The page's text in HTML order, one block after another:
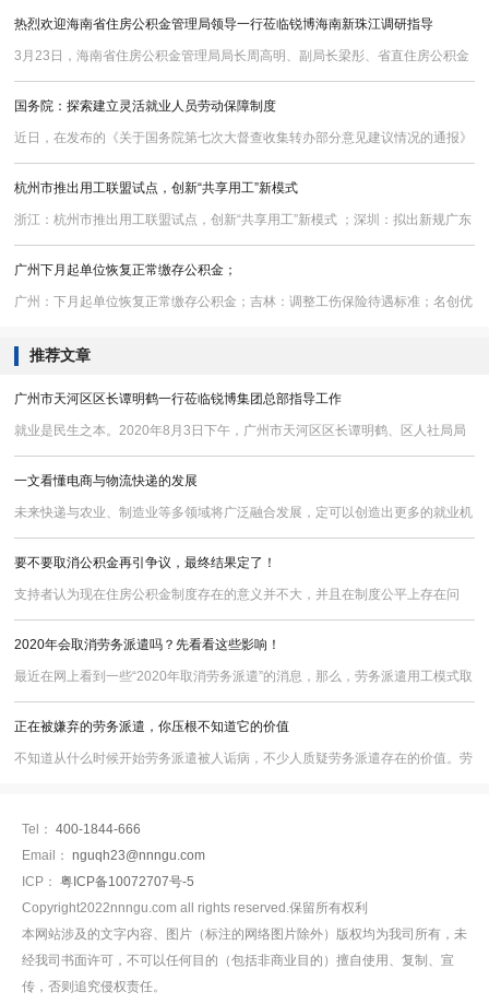
热烈欢迎海南省住房公积金管理局领导一行莅临锐博海南新珠江调研指导
3月23日，海南省住房公积金管理局局长周高明、副局长梁彤、省直住房公积金
管理局局长肖勇等领导一行莅临锐博集团海南新珠江人力资源开发管理公司（以
下简称“锐博海南新珠江”）进行调研指导，与公司相关负责人进行了深入座谈。
锐博海南新珠江负责人陈艳及锐博集团财务负责人云艳等相关人员与住房公积金
管理局领导就“住房公积金”等事宜进行了深入探讨交流。会上，住房公积金管理
局领导详细了解锐博海南新珠江的住房公积金缴存
国务院：探索建立灵活就业人员劳动保障制度
近日，在发布的《关于国务院第七次大督查收集转办部分意见建议情况的通报》
中指出，建议有关部门探索建立适应新就业形态的劳动用工和社会保障制度，切
实保障灵活就业人员合法权益；推动基层全面落实社保信息跨省共享、业务跨省
通办；建议修订《工伤保险条例》《社会保险费征缴暂行条例》，适当扩大工伤
保险覆盖范围，允许以灵活方式参加工伤保险。
杭州市推出用工联盟试点，创新“共享用工”新模式
浙江：杭州市推出用工联盟试点，创新“共享用工”新模式 ；深圳：拟出新规广东
省内或户籍地购房方可提取深圳公积金；世界经济论坛：AI将创造9700万新岗
位
广州下月起单位恢复正常缴存公积金；
广州：下月起单位恢复正常缴存公积金；吉林：调整工伤保险待遇标准；名创优
推荐文章
广州市天河区区长谭明鹤一行莅临锐博集团总部指导工作
就业是民生之本。2020年8月3日下午，广州市天河区区长谭明鹤、区人社局局
长石泽润一行莅临锐博集团总部进行就业调研、指导工作，集团董事长姚远、副
总裁叶志亮、副总经理冯元曦等接待了调研小组，并举行了座谈会。
一文看懂电商与物流快递的发展
未来快递与农业、制造业等多领域将广泛融合发展，定可以创造出更多的就业机
会，为大众提供更多的自主就业、创业的机会和空间。
要不要取消公积金再引争议，最终结果定了！
支持者认为现在住房公积金制度存在的意义并不大，并且在制度公平上存在问
题，取消则可为企业减负。
2020年会取消劳务派遣吗？先看看这些影响！
最近在网上看到一些“2020年取消劳务派遣”的消息，那么，劳务派遣用工模式取
消会有什么影响，会在2020年被取消吗？劳务派遣主要涉及到三方的关系，分
别是劳务派遣公司、用工单位以及劳动者，如果劳务派遣被取消，影响最大的无
疑是这三者。
正在被嫌弃的劳务派遣，你压根不知道它的价值
不知道从什么时候开始劳务派遣被人诟病，不少人质疑劳务派遣存在的价值。劳
Tel： 400-1844-666
Email： nguqh23@nnngu.com
ICP： 粤ICP备10072707号-5
Copyright2022nnngu.com all rights reserved.保留所有权利
本网站涉及的文字内容、图片（标注的网络图片除外）版权均为我司所有，未
经我司书面许可，不可以任何目的（包括非商业目的）擅自使用、复制、宣
传，否则追究侵权责任。